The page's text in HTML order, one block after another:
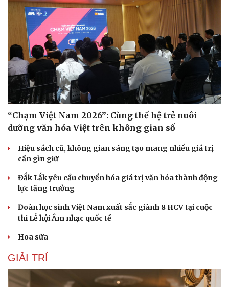
“Chạm Việt Nam 2026”: Cùng thế hệ trẻ nuôi
dưỡng văn hóa Việt trên không gian số
Hiệu sách cũ, không gian sáng tạo mang nhiều giá trị
cần gìn giữ
Đắk Lắk yêu cầu chuyển hóa giá trị văn hóa thành động
lực tăng trưởng
Đoàn học sinh Việt Nam xuất sắc giành 8 HCV tại cuộc
thi Lễ hội Âm nhạc quốc tế
Hoa sữa
GIẢI TRÍ